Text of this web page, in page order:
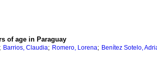
of age in Paraguay
; Barrios, Claudia; Romero, Lorena; Benítez Sotelo,